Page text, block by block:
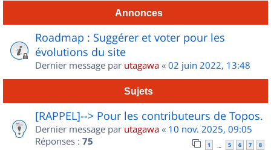
Annonces
Roadmap : Suggérer et voter pour les
évolutions du site
Dernier message par utagawa « 02 juin 2022, 13:48
Sujets
[RAPPEL]--> Pour les contributeurs de Topos.
Dernier message par utagawa « 10 nov. 2025, 09:05
Réponses : 75 1 … 5 6 7 8